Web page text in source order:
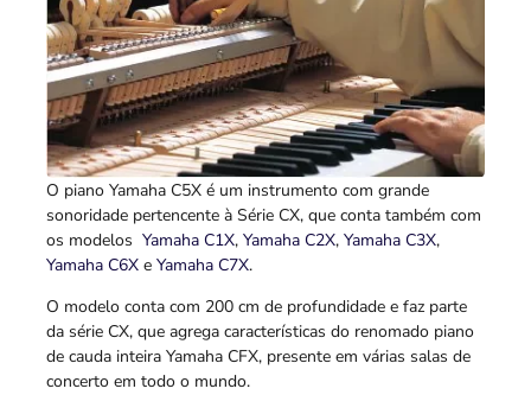
O piano Yamaha C5X é um instrumento com grande
sonoridade pertencente à Série CX, que conta também com
os modelos Yamaha C1X, Yamaha C2X, Yamaha C3X,
Yamaha C6X e Yamaha C7X.
O modelo conta com 200 cm de profundidade e faz parte
da série CX, que agrega características do renomado piano
de cauda inteira Yamaha CFX, presente em várias salas de
concerto em todo o mundo.